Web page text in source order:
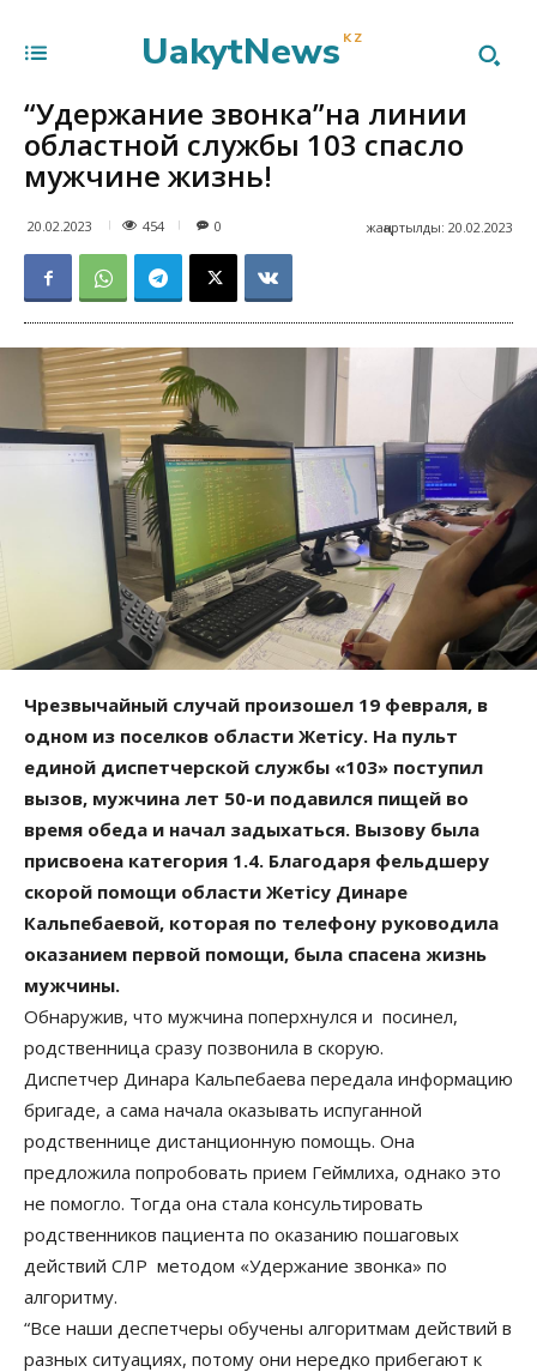
UakytNews KZ
“Удержание звонка”на линии
областной службы 103 спасло
мужчине жизнь!
20.02.2023 454 жаңартылды: 20.02.2023
0
Чрезвычайный случай произошел 19 февраля, в
одном из поселков области Жетісу. На пульт
единой диспетчерской службы «103» поступил
вызов, мужчина лет 50-и подавился пищей во
время обеда и начал задыхаться. Вызову была
присвоена категория 1.4. Благодаря фельдшеру
скорой помощи области Жетісу Динаре
Кальпебаевой, которая по телефону руководила
оказанием первой помощи, была спасена жизнь
мужчины.
Обнаружив, что мужчина поперхнулся и посинел,
родственница сразу позвонила в скорую.
Диспетчер Динара Кальпебаева передала информацию
бригаде, а сама начала оказывать испуганной
родственнице дистанционную помощь. Она
предложила попробовать прием Геймлиха, однако это
не помогло. Тогда она стала консультировать
родственников пациента по оказанию пошаговых
действий СЛР методом «Удержание звонка» по
алгоритму.
“Все наши деспетчеры обучены алгоритмам действий в
разных ситуациях, потому они нередко прибегают к